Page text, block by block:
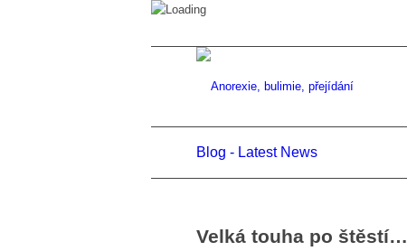
Blog - Latest News
Velká touha po štěstí…